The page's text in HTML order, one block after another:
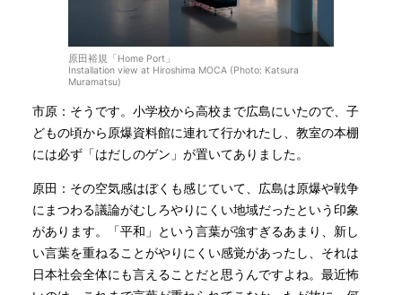
原田裕規「Home Port」
Installation view at Hiroshima MOCA (Photo: Katsura
Muramatsu)
市原：そうです。小学校から高校まで広島にいたので、子
どもの頃から原爆資料館に連れて行かれたし、教室の本棚
には必ず「はだしのゲン」が置いてありました。
原田：その空気感はぼくも感じていて、広島は原爆や戦争
にまつわる議論がむしろやりにくい地域だったという印象
があります。「平和」という言葉が強すぎるあまり、新し
い言葉を重ねることがやりにくい感覚があったし、それは
日本社会全体にも言えることだと思うんですよね。最近怖